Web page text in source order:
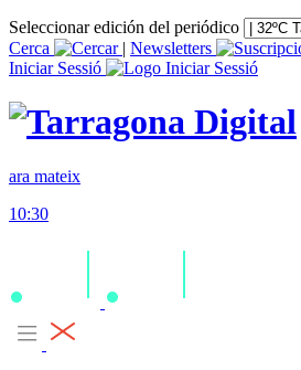
Seleccionar edición del periódico
Cerca
| Newsletters
Iniciar Sessió
ara mateix
10:30